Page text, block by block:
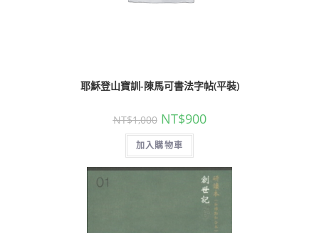
耶穌登山寶訓-陳馬可書法字帖(平裝)
NT$1,000 NT$900
加入購物車